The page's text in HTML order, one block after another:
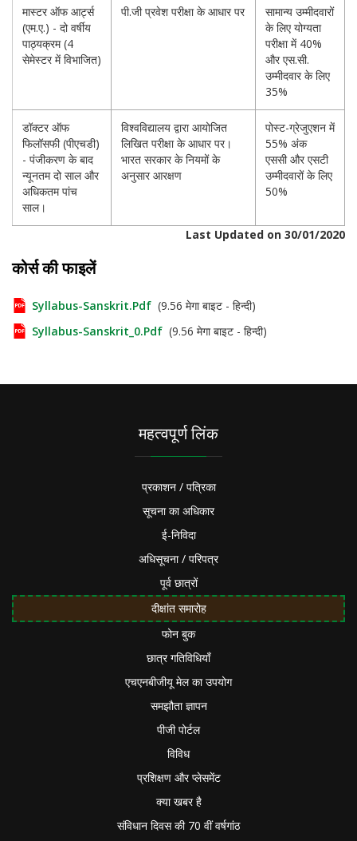
मास्टर ऑफ आर्ट्स
(एम.ए.) - दो वर्षीय
पाठ्यक्रम (4
सेमेस्टर में विभाजित)
पी.जी प्रवेश परीक्षा के आधार पर
सामान्य उम्मीदवारों
के लिए योग्यता
परीक्षा में 40%
और एस.सी.
उम्मीदवार के लिए
35%
डॉक्टर ऑफ
फिलॉसफी (पीएचडी)
- पंजीकरण के बाद
न्यूनतम दो साल और
अधिकतम पांच
साल।
विश्वविद्यालय द्वारा आयोजित
लिखित परीक्षा के आधार पर।
भारत सरकार के नियमों के
अनुसार आरक्षण
पोस्ट-ग्रेजुएशन में
55% अंक
एससी और एसटी
उम्मीदवारों के लिए
50%
Last Updated on 30/01/2020
कोर्स की फाइलें
Syllabus-Sanskrit.pdf (9.56 मेगा बाइट - हिन्दी)
Syllabus-Sanskrit_0.pdf (9.56 मेगा बाइट - हिन्दी)
महत्वपूर्ण लिंक
प्रकाशन / पत्रिका
सूचना का अधिकार
ई-निविदा
अधिसूचना / परिपत्र
पूर्व छात्रों
दीक्षांत समारोह
फोन बुक
छात्र गतिविधियाँ
एचएनबीजीयू मेल का उपयोग
समझौता ज्ञापन
पीजी पोर्टल
विविध
प्रशिक्षण और प्लेसमेंट
क्या खबर है
संविधान दिवस की 70 वीं वर्षगांठ